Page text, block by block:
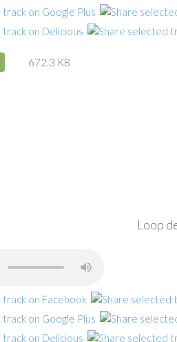
672.3 KB
Loop